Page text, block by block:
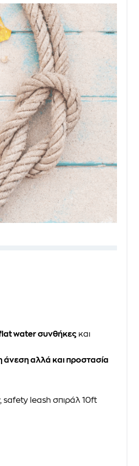
water συνθήκες και
άνεση αλλά και προστασία
safety leash σπιράλ 10ft